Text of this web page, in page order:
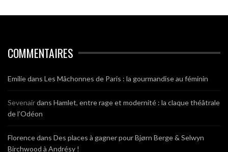
COMMENTAIRES
Emiliedans Les Mâchonnes de Paris : la gourmandise au féminin
Sevenairdans Hamlet, entre rage et modernité : la claque théâtrale
de l’Odéon
Florencedans Des places à gagner pour Bjørn Berge & Selwyn
Birchwood à Andrésy !